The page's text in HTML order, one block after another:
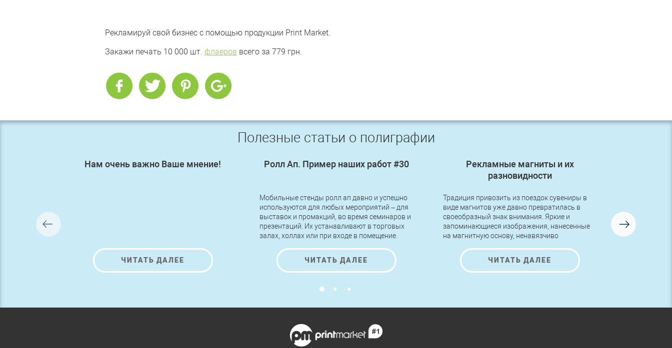
Рекламируй свой бизнес с помощью продукции Print Market.
Закажи печать 10 000 шт. флаеров всего за 779 грн.
Полезные статьи о полиграфии
Нам очень важно Ваше мнение!
ЧИТАТЬ ДАЛЕЕ
Ролл Ап. Пример наших работ #30
Мобильные стенды ролл ап давно и успешно
используются для любых мероприятий – для
выставок и промакций, во время семинаров и
презентаций. Их устанавливают в торговых
залах, холлах или при входе в помещение.
разборке, стенды roll up позволяют
передвигать, переносить и устанавливать их
за считанные минуты без применения
ЧИТАТЬ ДАЛЕЕ
Рекламные магниты и их
разновидности
Традиция привозить из поездок сувениры в
виде магнитов уже давно превратилась в
своеобразный знак внимания. Яркие и
запоминающиеся изображения, нанесенные
на магнитную основу, ненавязчиво
на них информацией и полюбоваться на
красивые рисунки.ЧИТАТЬ ДАЛЕЕ
логотипом!
изготовлена
AutoNova-D.